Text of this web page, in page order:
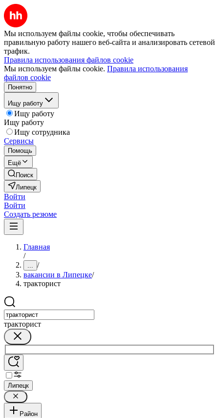
Мы используем файлы cookie, чтобы обеспечивать
правильную работу нашего веб-сайта и анализировать сетевой
трафик.
Правила использования файлов cookie
Мы используем файлы cookie. Правила использования
файлов cookie
Понятно
Ищу работу
Ищу работу
Ищу работу
Ищу сотрудника
Сервисы
Помощь
Ещё
Поиск
Липецк
Войти
Войти
Создать резюме
Главная
/
... /
вакансии в Липецке/
тракторист
тракторист
Липецк
Район